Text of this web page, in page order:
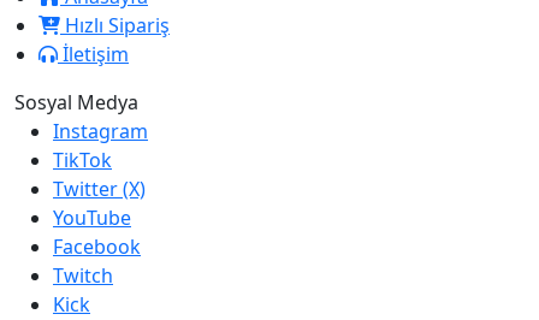
Hızlı Sipariş
İletişim
Sosyal Medya
Instagram
TikTok
Twitter (X)
YouTube
Facebook
Twitch
Kick